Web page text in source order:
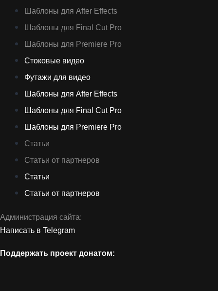
Шаблоны для After Effects
Шаблоны для Final Cut Pro
Шаблоны для Premiere Pro
Стоковые видео
Футажи для видео
Шаблоны для After Effects
Шаблоны для Final Cut Pro
Шаблоны для Premiere Pro
Статьи
Статьи от партнеров
Статьи
Статьи от партнеров
Администрация сайта:
Написать в Telegram
Поддержать проект донатом: